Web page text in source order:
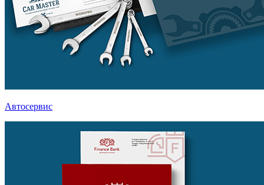
Автосервис